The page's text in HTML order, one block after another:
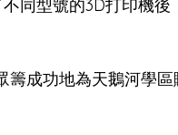
同型號的3D打印機